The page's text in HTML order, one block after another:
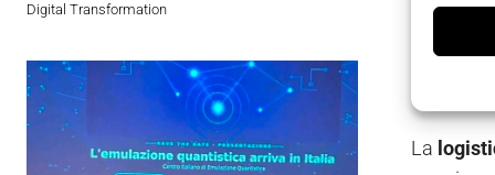
Digital Transformation
La